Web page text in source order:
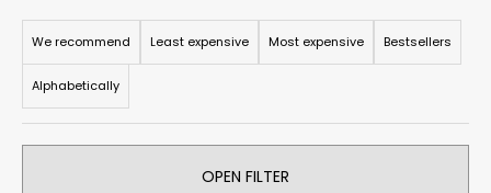
P
o
d
u
We recommend Least expensive Most expensive Bestsellers
Alphabetically
OPEN FILTER
d
SICKLE
#6
-
5